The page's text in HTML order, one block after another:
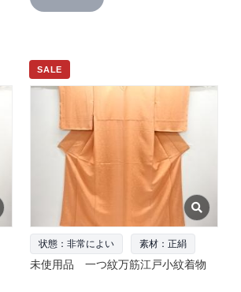
SALE
状態：非常によい 素材：正絹
未使用品 一つ紋万筋江戸小紋着物